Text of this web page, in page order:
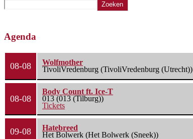
Zoeken
Agenda
08-08
Wolfmother
TivoliVredenburg (TivoliVredenburg (Utrecht))
08-08
Body Count ft. Ice-T
013 (013 (Tilburg))
Tickets
09-08
Hatebreed
Het Bolwerk (Het Bolwerk (Sneek))